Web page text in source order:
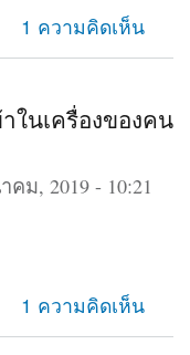
นื่องจากตั้งรหัสยืนยัน
สองชั้น
1 ความคิดเห็น
าในเครื่องของคน
คม, 2019 - 10:21
ต่เข้าในเครื่องของคน
อื่นได้เข้าในsafariได้
1 ความคิดเห็น